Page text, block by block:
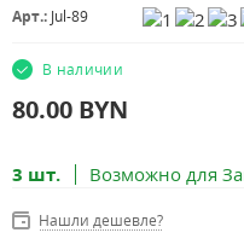
Арт.: Jul-89
В наличии
80.00 BYN
3 шт. Возможно для
Нашли дешевле?